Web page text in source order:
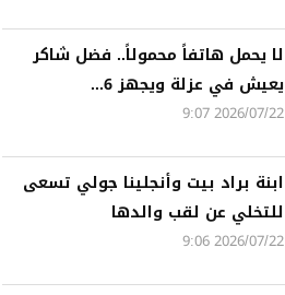
لا يحمل هاتفاً محمولاً.. فضل شاكر
يعيش في عزلة ويجهز 6...
2026/07/22 9:07
ابنة براد بيت وأنجلينا جولي تسعى
للتخلي عن لقب والدها
2026/07/22 9:06